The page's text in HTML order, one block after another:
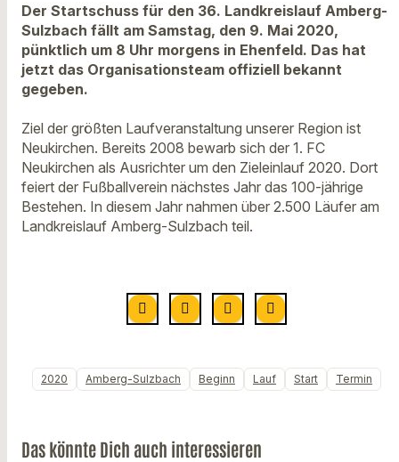
Der Startschuss für den 36. Landkreislauf Amberg-
Sulzbach fällt am Samstag, den 9. Mai 2020,
pünktlich um 8 Uhr morgens in Ehenfeld. Das hat
jetzt das Organisationsteam offiziell bekannt
gegeben.
Ziel der größten Laufveranstaltung unserer Region ist
Neukirchen. Bereits 2008 bewarb sich der 1. FC
Neukirchen als Ausrichter um den Zieleinlauf 2020. Dort
feiert der Fußballverein nächstes Jahr das 100-jährige
Bestehen. In diesem Jahr nahmen über 2.500 Läufer am
Landkreislauf Amberg-Sulzbach teil.
2020 Amberg-Sulzbach Beginn Lauf Start Termin
Das könnte Dich auch interessieren